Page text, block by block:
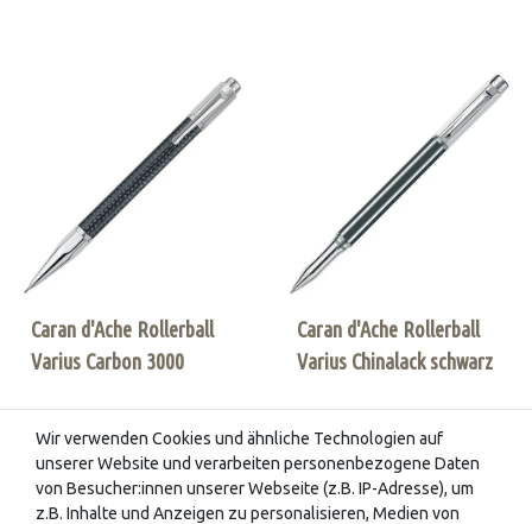
Caran d'Ache Rollerball
Varius Carbon 3000
830,00 € *
Caran d'Ache Rollerball
Varius Chinalack schwarz
821,70 € *
Wir verwenden Cookies und ähnliche Technologien auf
unserer Website und verarbeiten personenbezogene Daten
von Besucher:innen unserer Webseite (z.B. IP-Adresse), um
z.B. Inhalte und Anzeigen zu personalisieren, Medien von